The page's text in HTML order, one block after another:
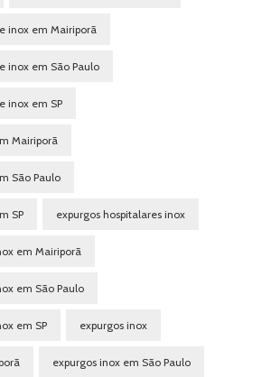
inox em Mairiporã
inox em São Paulo
inox em SP
Mairiporã
São Paulo
SP expurgos hospitalares inox
em Mairiporã
em São Paulo
em SP expurgos inox
expurgos inox em São Paulo